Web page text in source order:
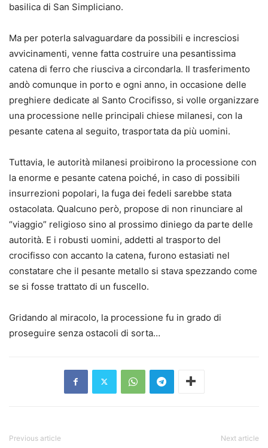
basilica di San Simpliciano.
Ma per poterla salvaguardare da possibili e incresciosi
avvicinamenti, venne fatta costruire una pesantissima
catena di ferro che riusciva a circondarla. Il trasferimento
andò comunque in porto e ogni anno, in occasione delle
preghiere dedicate al Santo Crocifisso, si volle organizzare
una processione nelle principali chiese milanesi, con la
pesante catena al seguito, trasportata da più uomini.
Tuttavia, le autorità milanesi proibirono la processione con
la enorme e pesante catena poiché, in caso di possibili
insurrezioni popolari, la fuga dei fedeli sarebbe stata
ostacolata. Qualcuno però, propose di non rinunciare al
“viaggio” religioso sino al prossimo diniego da parte delle
autorità. E i robusti uomini, addetti al trasporto del
crocifisso con accanto la catena, furono estasiati nel
constatare che il pesante metallo si stava spezzando come
se si fosse trattato di un fuscello.
Gridando al miracolo, la processione fu in grado di
proseguire senza ostacoli di sorta…
Previous article Next article